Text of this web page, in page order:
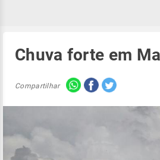
Chuva forte em
Compartilhar